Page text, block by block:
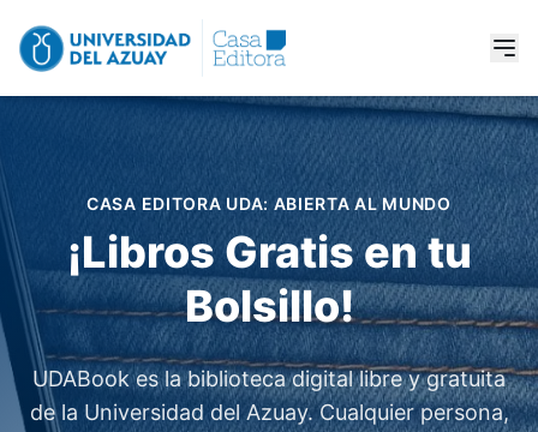
contenido
principal
CASA EDITORA UDA: ABIERTA AL MUNDO
¡Libros Gratis en tu
Bolsillo!
UDABook es la biblioteca digital libre y gratuita
de la Universidad del Azuay. Cualquier persona,